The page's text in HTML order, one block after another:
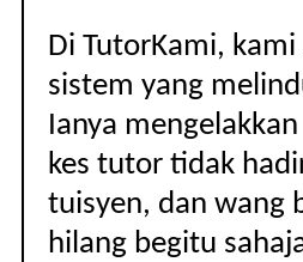
Di TutorKami,
sistem yang
Ianya
kes tutor tidak
tuisyen, dan wang
hilang begitu